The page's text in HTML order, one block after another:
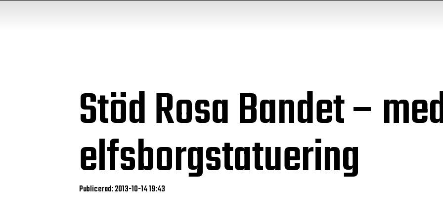
Stöd Rosa Bandet –
elfsborgstatuering
Publicerad: 2013-10-14 19:43